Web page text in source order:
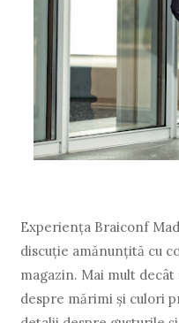
Experienţa Braiconf
discuţie amănunţită cu
magazin. Mai mult
despre mărimi şi culori